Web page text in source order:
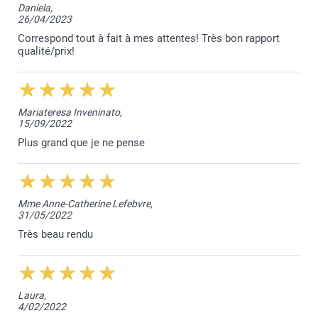
Entonnoir pour remplir les bouteilles inclus
Option (non incluse) : Parfum à la bergamote pour
remplir tous les diffuseurs
Bien à vous,
Lucie@smartphoto
Daniela,
26/04/2023
Correspond tout à fait à mes attentes! Très bon rapport
qualité/prix!
Mariateresa Inveninato,
15/09/2022
Plus grand que je ne pense
Mme Anne-Catherine Lefebvre,
31/05/2022
Très beau rendu
Laura,
4/02/2022